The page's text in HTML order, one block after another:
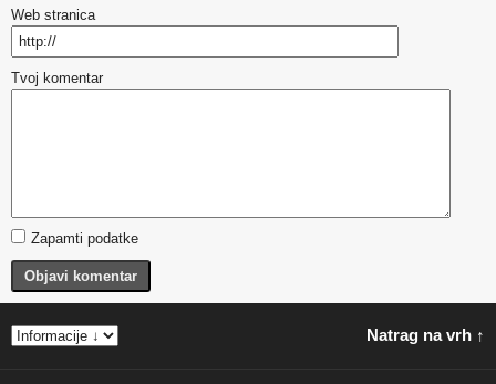
Web stranica
Tvoj komentar
Zapamti podatke
Objavi komentar
Natrag na vrh ↑